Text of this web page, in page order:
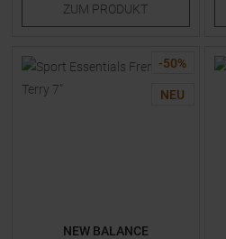
ZUM PRODUKT
-50%
NEU
NEW BALANCE